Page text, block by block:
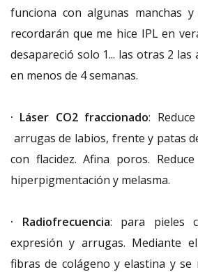
funciona con algunas manchas
recordarán que me hice IPL en
desapareció solo 1... las otras 2
en menos de 4 semanas.
· Láser CO2 fraccionado:
arrugas de labios, frente y patas
con flacidez. Afina poros.
hiperpigmentación y melasma.
· Radiofrecuencia: para pieles
expresión y arrugas. Mediante
fibras de colágeno y elastina y se